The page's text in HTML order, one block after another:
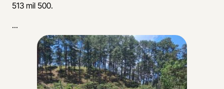
513 mil 500.
...